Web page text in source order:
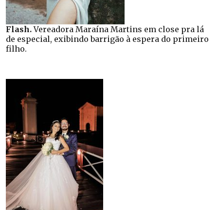
Flash.Vereadora Maraína Martins em close pra lá
de especial, exibindo barrigão à espera do primeiro
filho.